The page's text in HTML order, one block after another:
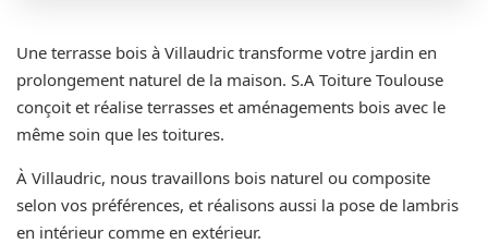
Une terrasse bois à Villaudric transforme votre jardin en
prolongement naturel de la maison. S.A Toiture Toulouse
conçoit et réalise terrasses et aménagements bois avec le
même soin que les toitures.
À Villaudric, nous travaillons bois naturel ou composite
selon vos préférences, et réalisons aussi la pose de lambris
en intérieur comme en extérieur.